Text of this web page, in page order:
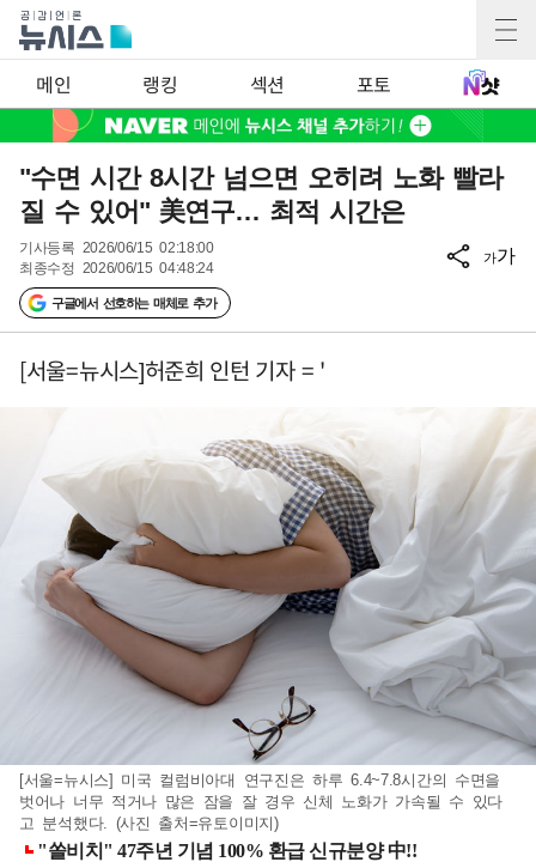
메인 랭킹 섹션 포토
"수면 시간 8시간 넘으면 오히려 노화 빨라
질 수 있어" 美연구… 최적 시간은
기사등록 2026/06/15 02:18:00
최종수정 2026/06/15 04:48:24
구글에서 선호하는 매체로 추가
가가
[서울=뉴시스]허준희 인턴 기자 = '
[서울=뉴시스] 미국 컬럼비아대 연구진은 하루 6.4~7.8시간의 수면을
벗어나 너무 적거나 많은 잠을 잘 경우 신체 노화가 가속될 수 있다
고 분석했다. (사진 출처=유토이미지)